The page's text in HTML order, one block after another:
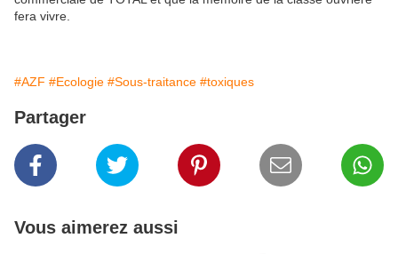
fera vivre.
#AZF #Ecologie #Sous-traitance #toxiques
Partager
Vous aimerez aussi